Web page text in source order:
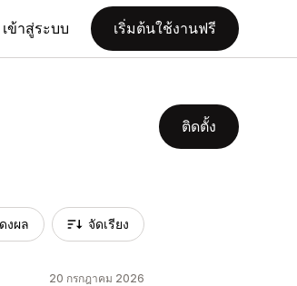
เข้าสู่ระบบ เริ่มต้นใช้งานฟรี
ติดตั้ง
งผล จัดเรียง
20 กรกฎาคม 2026